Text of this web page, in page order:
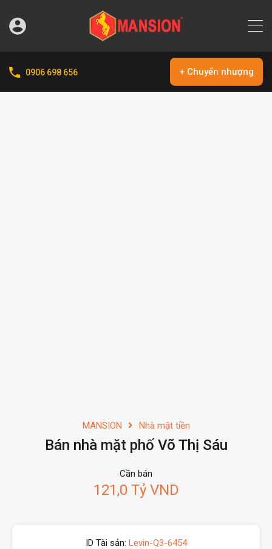
0906 698 656 + Chuyển nhượng
MANSION Nhà mặt tiền
Bán nhà mặt phố Võ Thị Sáu
Cần bán
121,0 Tỷ VND
ID Tài sản: Levin-Q3-6454